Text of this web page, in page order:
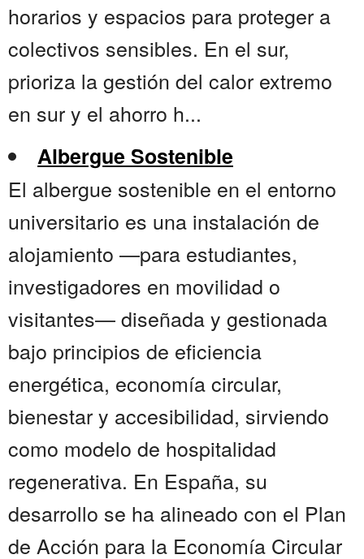
horarios y espacios para proteger a
colectivos sensibles. En el sur,
prioriza la gestión del calor extremo
en sur y el ahorro h...
Albergue Sostenible
El albergue sostenible en el entorno
universitario es una instalación de
alojamiento —para estudiantes,
investigadores en movilidad o
visitantes— diseñada y gestionada
bajo principios de eficiencia
energética, economía circular,
bienestar y accesibilidad, sirviendo
como modelo de hospitalidad
regenerativa. En España, su
desarrollo se ha alineado con el Plan
de Acción para la Economía Circular